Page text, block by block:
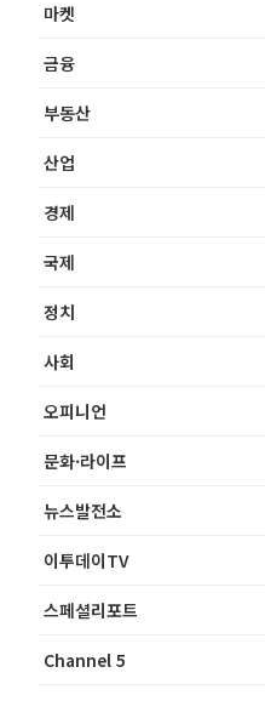
마켓
금융
부동산
산업
경제
국제
정치
사회
오피니언
문화·라이프
뉴스발전소
이투데이TV
스페셜리포트
Channel 5